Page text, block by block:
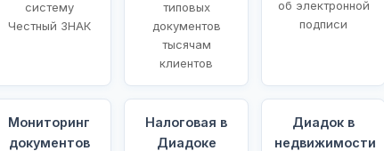
систему
Честный ЗНАК
типовых
документов
тысячам
клиентов
об электронной
подписи
Мониторинг
документов
Налоговая в
Диадоке
Диадок в
недвижимости